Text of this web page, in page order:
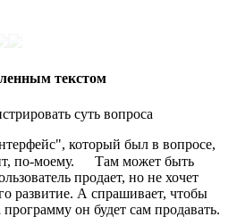
текстом
суть вопроса
который был в вопросе,
по-моему.
Там может быть
продает, но не хочет
развитие. А спрашивает, чтобы
программу он будет сам продавать.